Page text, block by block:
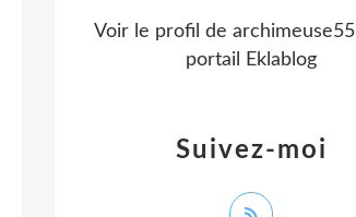
Suivez-moi
Voir le profil de archimeuse55
portail Eklablog